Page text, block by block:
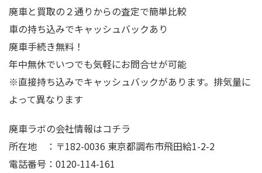
廃車と買取の２通りからの査定で簡単比較
車の持ち込みでキャッシュバックあり
廃車手続き無料！
年中無休でいつでも気軽にお問合せが可能
※直接持ち込みでキャッシュバックがあります。排気量に
よって異なります
廃車ラボの会社情報はコチラ
所在地 ：〒182-0036 東京都調布市飛田給1-2-2
電話番号：0120-114-161